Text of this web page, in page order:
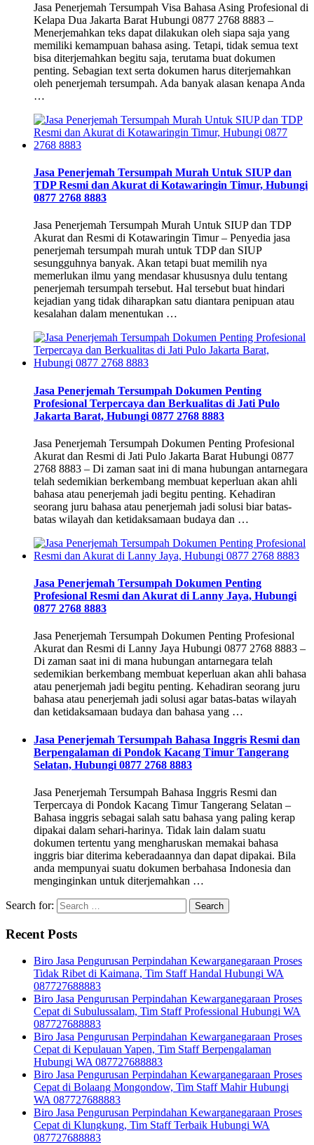
Jasa Penerjemah Tersumpah Visa Bahasa Asing Profesional di
Kelapa Dua Jakarta Barat Hubungi 0877 2768 8883 –
Menerjemahkan teks dapat dilakukan oleh siapa saja yang
memiliki kemampuan bahasa asing. Tetapi, tidak semua text
bisa diterjemahkan begitu saja, terutama buat dokumen
penting. Sebagian text serta dokumen harus diterjemahkan
oleh penerjemah tersumpah. Ada banyak alasan kenapa Anda
…
Jasa Penerjemah Tersumpah Murah Untuk SIUP dan
TDP Resmi dan Akurat di Kotawaringin Timur, Hubungi
0877 2768 8883
Jasa Penerjemah Tersumpah Murah Untuk SIUP dan TDP
Akurat dan Resmi di Kotawaringin Timur – Penyedia jasa
penerjemah tersumpah murah untuk TDP dan SIUP
sesungguhnya banyak. Akan tetapi buat memilih nya
memerlukan ilmu yang mendasar khususnya dulu tentang
penerjemah tersumpah tersebut. Hal tersebut buat hindari
kejadian yang tidak diharapkan satu diantara penipuan atau
kesalahan dalam menentukan …
Jasa Penerjemah Tersumpah Dokumen Penting
Profesional Terpercaya dan Berkualitas di Jati Pulo
Jakarta Barat, Hubungi 0877 2768 8883
Jasa Penerjemah Tersumpah Dokumen Penting Profesional
Akurat dan Resmi di Jati Pulo Jakarta Barat Hubungi 0877
2768 8883 – Di zaman saat ini di mana hubungan antarnegara
telah sedemikian berkembang membuat keperluan akan ahli
bahasa atau penerjemah jadi begitu penting. Kehadiran
seorang juru bahasa atau penerjemah jadi solusi biar batas-
batas wilayah dan ketidaksamaan budaya dan …
Jasa Penerjemah Tersumpah Dokumen Penting
Profesional Resmi dan Akurat di Lanny Jaya, Hubungi
0877 2768 8883
Jasa Penerjemah Tersumpah Dokumen Penting Profesional
Akurat dan Resmi di Lanny Jaya Hubungi 0877 2768 8883 –
Di zaman saat ini di mana hubungan antarnegara telah
sedemikian berkembang membuat keperluan akan ahli bahasa
atau penerjemah jadi begitu penting. Kehadiran seorang juru
bahasa atau penerjemah jadi solusi agar batas-batas wilayah
dan ketidaksamaan budaya dan bahasa yang …
Jasa Penerjemah Tersumpah Bahasa Inggris Resmi dan
Berpengalaman di Pondok Kacang Timur Tangerang
Selatan, Hubungi 0877 2768 8883
Jasa Penerjemah Tersumpah Bahasa Inggris Resmi dan
Terpercaya di Pondok Kacang Timur Tangerang Selatan –
Bahasa inggris sebagai salah satu bahasa yang paling kerap
dipakai dalam sehari-harinya. Tidak lain dalam suatu
dokumen tertentu yang mengharuskan memakai bahasa
inggris biar diterima keberadaannya dan dapat dipakai. Bila
anda mempunyai suatu dokumen berbahasa Indonesia dan
menginginkan untuk diterjemahkan …
Search for:
Recent Posts
Biro Jasa Pengurusan Perpindahan Kewarganegaraan Proses
Tidak Ribet di Kaimana, Tim Staff Handal Hubungi WA
087727688883
Biro Jasa Pengurusan Perpindahan Kewarganegaraan Proses
Cepat di Subulussalam, Tim Staff Professional Hubungi WA
087727688883
Biro Jasa Pengurusan Perpindahan Kewarganegaraan Proses
Cepat di Kepulauan Yapen, Tim Staff Berpengalaman
Hubungi WA 087727688883
Biro Jasa Pengurusan Perpindahan Kewarganegaraan Proses
Cepat di Bolaang Mongondow, Tim Staff Mahir Hubungi
WA 087727688883
Biro Jasa Pengurusan Perpindahan Kewarganegaraan Proses
Cepat di Klungkung, Tim Staff Terbaik Hubungi WA
087727688883